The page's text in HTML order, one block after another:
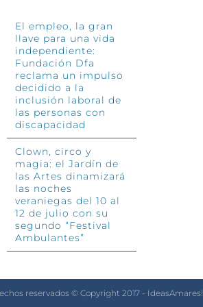
El empleo, la gran
llave para una vida
independiente:
Fundación Dfa
reclama un impulso
decidido a la
inclusión laboral de
las personas con
discapacidad
Clown, circo y
magia: el Jardín de
las Artes dinamizará
las noches
veraniegas del 10 al
12 de julio con su
segundo “Festival
Ambulantes”
reservados © Copyright 2017 - IdeasAmares!